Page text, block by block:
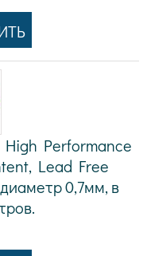
High Performance
Lead Free
0,7мм, в